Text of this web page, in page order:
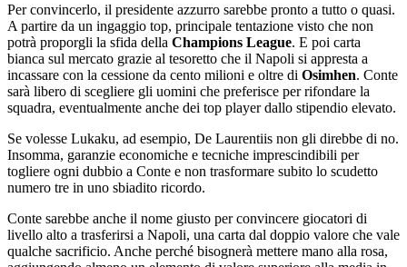
Per convincerlo, il presidente azzurro sarebbe pronto a tutto o quasi.
A partire da un ingaggio top, principale tentazione visto che non
potrà proporgli la sfida della Champions League. E poi carta
bianca sul mercato grazie al tesoretto che il Napoli si appresta a
incassare con la cessione da cento milioni e oltre di Osimhen. Conte
sarà libero di scegliere gli uomini che preferisce per rifondare la
squadra, eventualmente anche dei top player dallo stipendio elevato.
Se volesse Lukaku, ad esempio, De Laurentiis non gli direbbe di no.
Insomma, garanzie economiche e tecniche imprescindibili per
togliere ogni dubbio a Conte e non trasformare subito lo scudetto
numero tre in uno sbiadito ricordo.
Conte sarebbe anche il nome giusto per convincere giocatori di
livello alto a trasferirsi a Napoli, una carta dal doppio valore che vale
qualche sacrificio. Anche perché bisognerà mettere mano alla rosa,